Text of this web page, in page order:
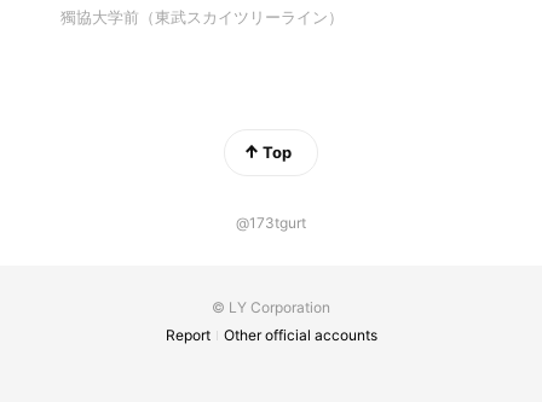
獨協大学前（東武スカイツリーライン）
Top
@173tgurt
© LY Corporation
Report
Other official accounts